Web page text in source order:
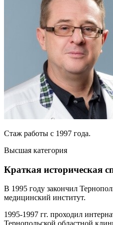
Стаж работы с 1997 года.
Высшая категория
Краткая историческая
В 1995 году закончил
медицинский институт.
1995-1997 гг. проходил